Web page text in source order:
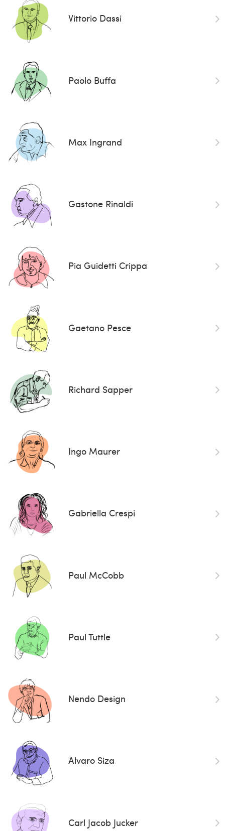
Vittorio Dassi
Paolo Buffa
Max Ingrand
Gastone Rinaldi
Pia Guidetti Crippa
Gaetano Pesce
Richard Sapper
Ingo Maurer
Gabriella Crespi
Paul McCobb
Paul Tuttle
Nendo Design
Alvaro Siza
Carl Jacob Jucker